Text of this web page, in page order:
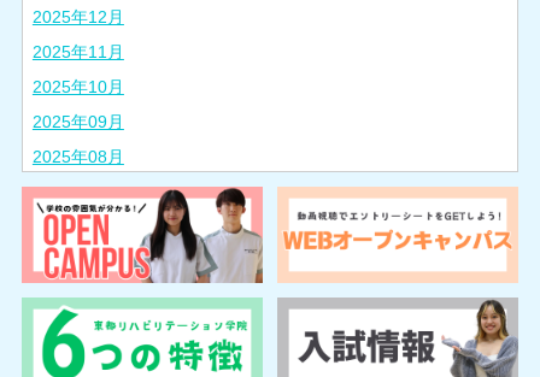
2025年12月
2025年11月
2025年10月
2025年09月
2025年08月
2025年07月
2025年06月
2025年05月
2025年04月
2025年03月
2025年02月